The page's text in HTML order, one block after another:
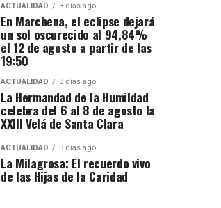
ACTUALIDAD 3 días ago
En Marchena, el eclipse dejará
un sol oscurecido al 94,84%
el 12 de agosto a partir de las
19:50
ACTUALIDAD 3 días ago
La Hermandad de la Humildad
celebra del 6 al 8 de agosto la
XXIII Velá de Santa Clara
ACTUALIDAD 3 días ago
La Milagrosa: El recuerdo vivo
de las Hijas de la Caridad